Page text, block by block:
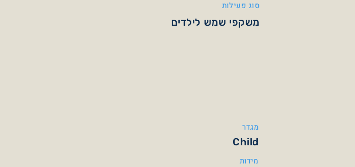
סוג פעילות
משקפי שמש לילדים
מגדר
Child
מידות